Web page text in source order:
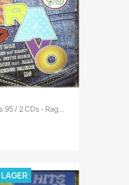
Vorschau
95 / 2 CDs - Rag...